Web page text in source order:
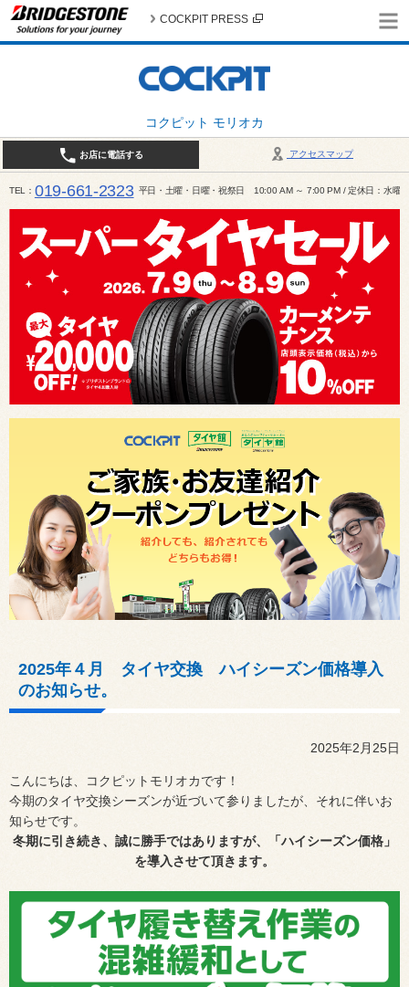
コクピット モリオカ
COCKPIT PRESS
アクセスマップ
お店に電話する
TEL 019-661-2323 平日・土曜・日曜・祝祭日 10:00 AM ～ 7:00 PM / 定休日：水曜
2025年４月 タイヤ交換 ハイシーズン価格導入
のお知らせ。
2025年2月25日
こんにちは、コクピットモリオカです！
今期のタイヤ交換シーズンが近づいて参りましたが、それに伴いお
知らせです。
冬期に引き続き、誠に勝手ではありますが、
「ハイシーズン価格」
を導入させて頂きます。